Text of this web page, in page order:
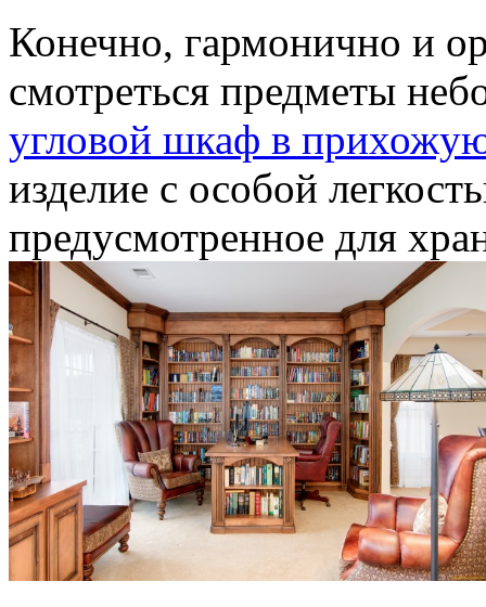
Конечно, гармонично и
смотреться предметы
угловой шкаф в
изделие с особой
предусмотренное для